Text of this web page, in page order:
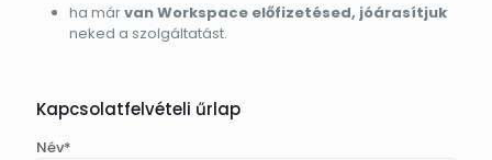
ha márvan Workspace előfizetésed, jóárasítjuk
neked a szolgáltatást.
Kapcsolatfelvételi űrlap
Név*